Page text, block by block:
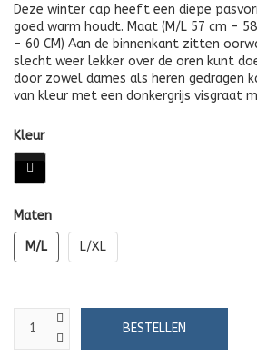
Deze winter cap heeft een diepe
goed warm houdt. Maat (M/L 57 cm -
- 60 CM) Aan de binnenkant zitten
slecht weer lekker over de oren kunt
door zowel dames als heren gedragen
van kleur met een donkergrijs visgraat
Kleur
Maten
M/L
L/XL